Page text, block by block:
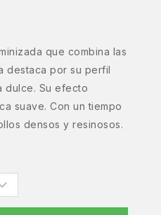
que combina las
destaca por su perfil
dulce. Su efecto
suave. Con un tiempo
densos y resinosos.